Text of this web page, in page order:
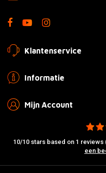
Klantenservice
Informatie
Mijn Account
10/10 stars based on 1
een